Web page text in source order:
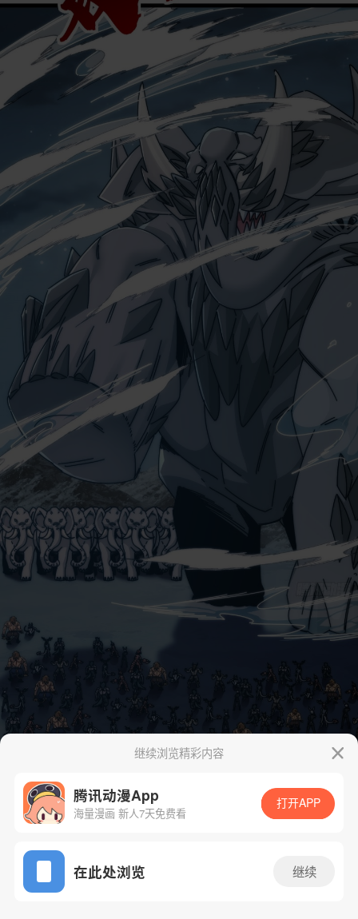
App免费看
继续浏览精彩内容
腾讯动漫App
海量漫画 新人7天免费看
打开APP
在此处浏览 继续